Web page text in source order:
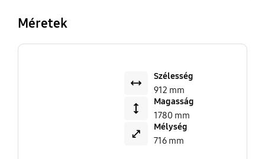
Méretek
Szélesség
912 mm
Magasság
1780 mm
Mélység
716 mm